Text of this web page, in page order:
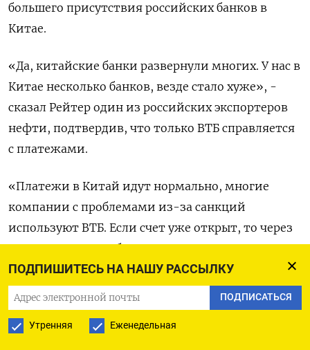
ПОДПИШИТЕСЬ НА НАШУ РАССЫЛКУ
ПОДПИСАТЬСЯ
Утренняя Еженедельная
большего присутствия российских банков в
Китае.
«Да, китайские банки развернули многих. У нас в
Китае несколько банков, везде стало хуже», -
сказал Рейтер один из российских экспортеров
нефти, подтвердив, что только ВТБ справляется
с платежами.
«Платежи в Китай идут нормально, многие
компании с проблемами из-за санкций
используют ВТБ. Если счет уже открыт, то через
него задержек особенных нет, но не все
компании с той стороны (иностранные) готовы
работать через ВТБ», - сказал источник в
нефтяной отрасли, участвующий в экспортных
поставках.